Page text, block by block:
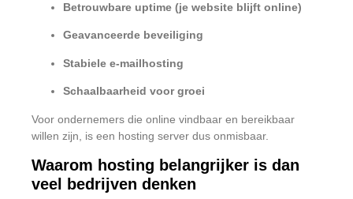
Betrouwbare uptime (je website blijft online)
Geavanceerde beveiliging
Stabiele e-mailhosting
Schaalbaarheid voor groei
Voor ondernemers die online vindbaar en bereikbaar
willen zijn, is een hosting server dus onmisbaar.
Waarom hosting belangrijker is dan
veel bedrijven denken